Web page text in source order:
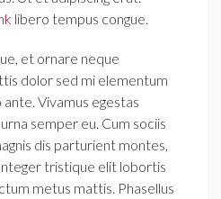
libero tempus congue.
et ornare neque
dolor sed mi elementum
Vivamus egestas
semper eu. Cum sociis
dis parturient montes,
tristique elit lobortis
metus mattis. Phasellus